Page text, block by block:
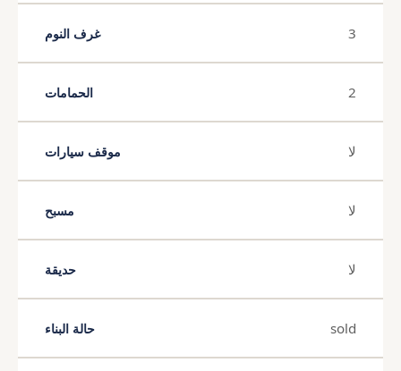
غرف النوم 3
الحمامات 2
موقف سيارات لا
مسبح لا
حديقة لا
حالة البناء sold